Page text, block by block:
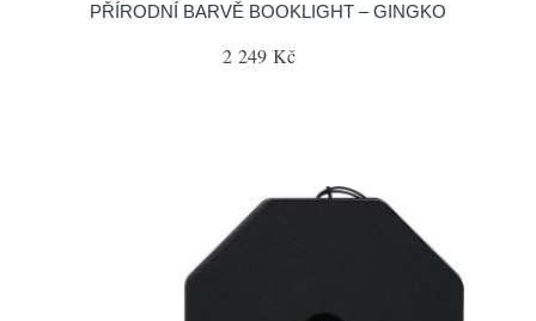
PŘÍRODNÍ BARVĚ BOOKLIGHT – GINGKO
2 249 Kč